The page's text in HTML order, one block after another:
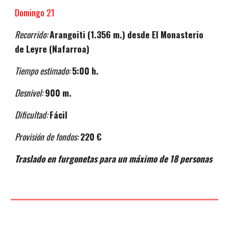
Domingo 21
Recorrido:Arangoiti (1.356 m.) desde El Monasterio
de Leyre (Nafarroa)
Tiempo estimado:5:00 h.
Desnivel:900 m.
Dificultad:Fácil
Provisión de fondos:220 €
Traslado en furgonetas para un máximo de 18 personas